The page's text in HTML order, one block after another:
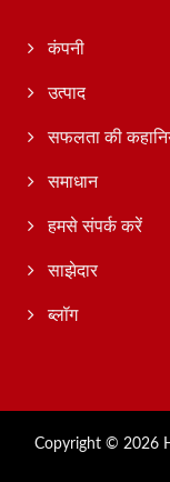
कंपनी
उत्पाद
सफलता की
समाधान
हमसे संपर्क करें
साझेदार
ब्लॉग
Copyright © 2026